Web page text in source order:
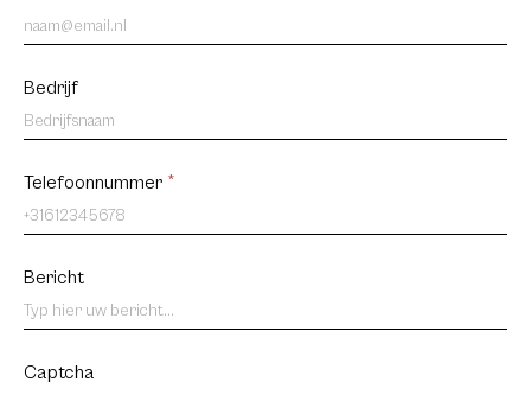
Bedrijf
Telefoonnummer *
Bericht
Captcha